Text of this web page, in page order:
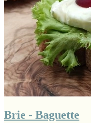
Brie - Baguette